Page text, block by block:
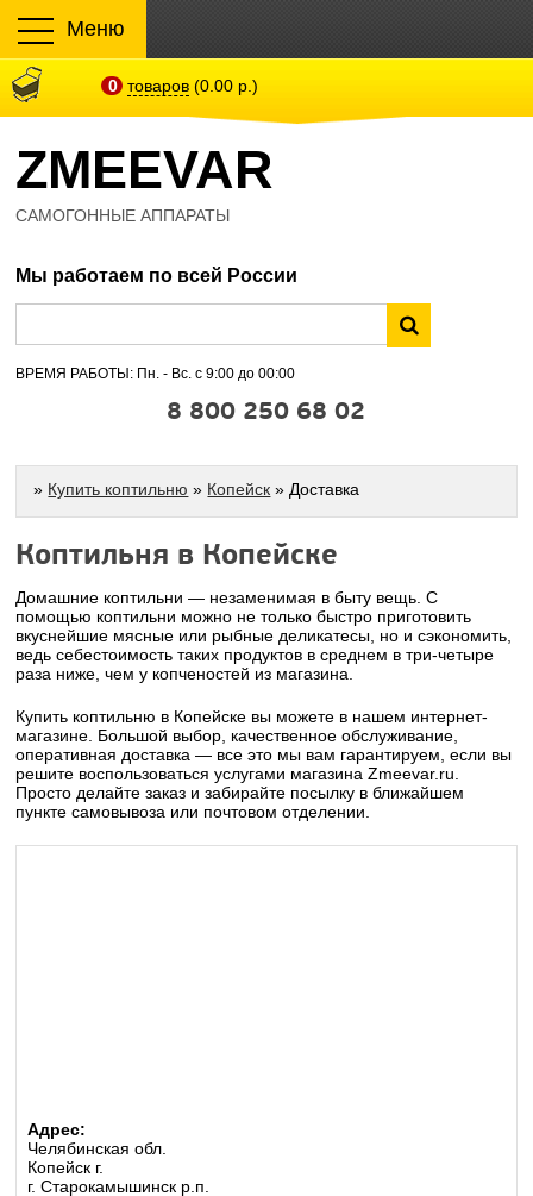
Меню
0 товаров (0.00 р.)
ZMEEVAR
САМОГОННЫЕ АППАРАТЫ
Мы работаем по всей России
ВРЕМЯ РАБОТЫ: Пн. - Вс. с 9:00 до 00:00
8 800 250 68 02
» Купить коптильню » Копейск » Доставка
Коптильня в Копейске
Домашние коптильни — незаменимая в быту вещь. С
помощью коптильни можно не только быстро приготовить
вкуснейшие мясные или рыбные деликатесы, но и сэкономить,
ведь себестоимость таких продуктов в среднем в три-четыре
раза ниже, чем у копченостей из магазина.
Купить коптильню в Копейске вы можете в нашем интернет-
магазине. Большой выбор, качественное обслуживание,
оперативная доставка — все это мы вам гарантируем, если вы
решите воспользоваться услугами магазина Zmeevar.ru.
Просто делайте заказ и забирайте посылку в ближайшем
пункте самовывоза или почтовом отделении.
Адрес:
Челябинская обл.
Копейск г.
г. Старокамышинск р.п.